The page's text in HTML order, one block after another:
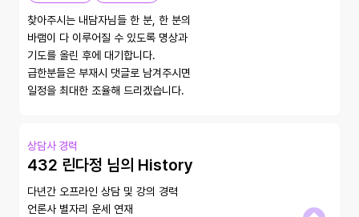
찾아주시는 내담자님들 한 분, 한 분의
바램이 다 이루어질 수 있도록 명상과
기도를 올린 후에 대기합니다.
급한분들은 부재시 댓글로 남겨주시면
상담사 경력
432 린다정 님의 History
다년간 오프라인 상담 및 강의 경력
언론사 별자리 운세 연재